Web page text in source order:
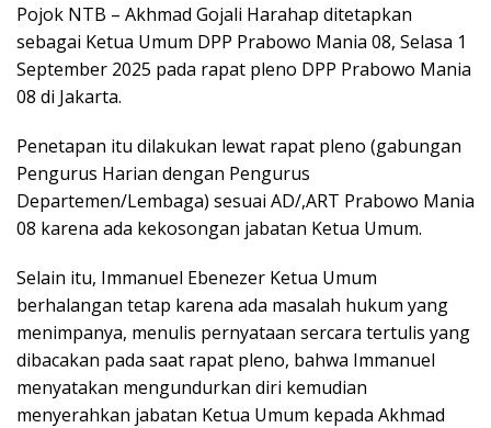
Pojok NTB – Akhmad Gojali Harahap ditetapkan
sebagai Ketua Umum DPP Prabowo Mania 08, Selasa 1
September 2025 pada rapat pleno DPP Prabowo Mania
08 di Jakarta.
Penetapan itu dilakukan lewat rapat pleno (gabungan
Pengurus Harian dengan Pengurus
Departemen/Lembaga) sesuai AD/,ART Prabowo Mania
08 karena ada kekosongan jabatan Ketua Umum.
Selain itu, Immanuel Ebenezer Ketua Umum
berhalangan tetap karena ada masalah hukum yang
menimpanya, menulis pernyataan sercara tertulis yang
dibacakan pada saat rapat pleno, bahwa Immanuel
menyatakan mengundurkan diri kemudian
menyerahkan jabatan Ketua Umum kepada Akhmad